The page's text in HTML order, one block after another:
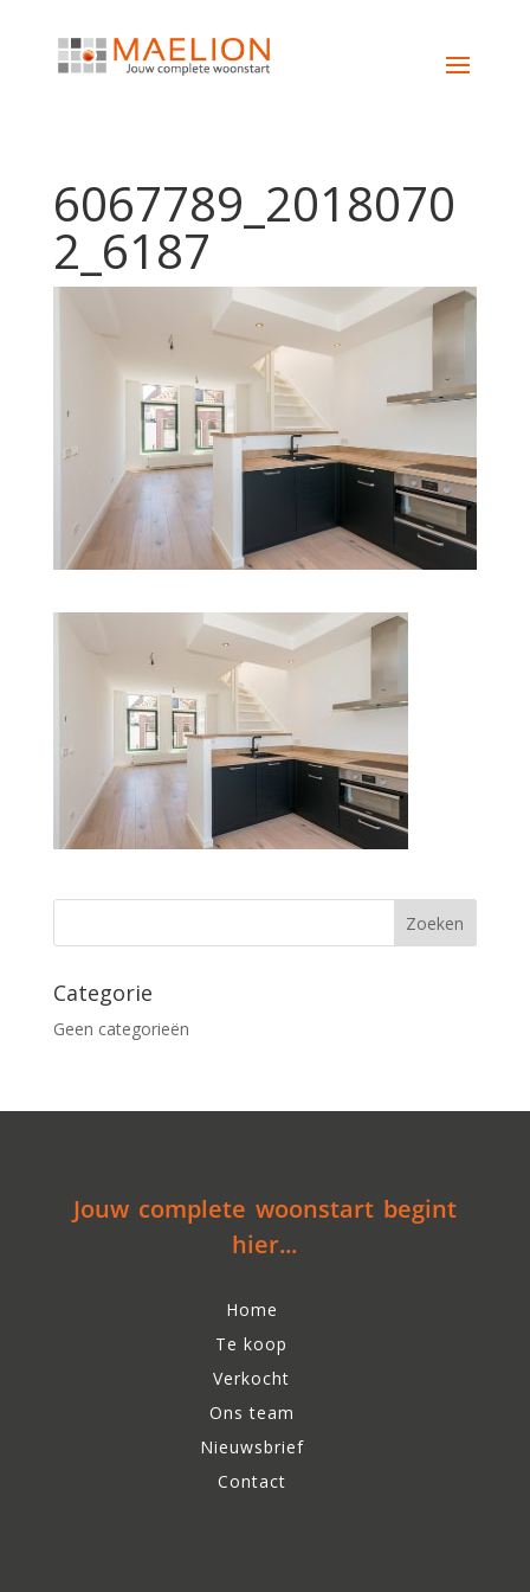
6067789_2018070
2_6187
Categorie
Geen categorieën
Jouw complete woonstart begint
hier...
Home
Te koop
Verkocht
Ons team
Nieuwsbrief
Contact